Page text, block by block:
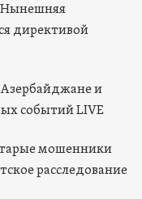
директивой
и
событий LIVE
мошенники
расследование